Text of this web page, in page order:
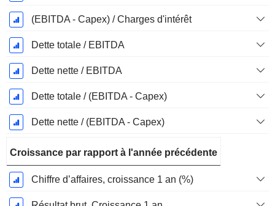
(EBITDA - Capex) / Charges d'intérêt
Dette totale / EBITDA
Dette nette / EBITDA
Dette totale / (EBITDA - Capex)
Dette nette / (EBITDA - Capex)
Croissance par rapport à l'année précédente
Chiffre d’affaires, croissance 1 an (%)